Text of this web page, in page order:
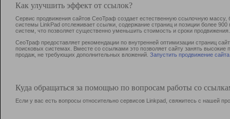
Как улучшить эффект от ссылок?
Сервис продвижения сайтов СеоТраф создает естественную ссылочную
системы LinkPad отслеживает ссылки, содержание страниц и позиции более
систем, что позволяет существенно уменьшить стоимость и сроки продвижения.
СеоТраф предоставляет рекомендации по внутренней оптимизации страниц
поисковых системах. Вместе со ссылками это позволяет сайту занять
продаж, не требующих дополнительных вложений. Запустить продвижение сайта
Куда обращаться за помощью по вопросам работы со
Если у вас есть вопросы относительно сервисов Linkpad, свяжитесь с нашей